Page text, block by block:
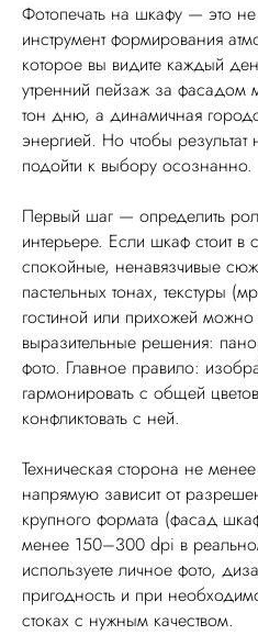
Фотопечать на шкафу — это
инструмент формирования
которое вы видите каждый
утренний пейзаж за фасадом
тон дню, а динамичная
энергией. Но чтобы
подойти к выбору осознанно.
Первый шаг — определить
интерьере. Если шкаф стоит в
спокойные, ненавязчивые
пастельных тонах, текстуры
гостиной или прихожей
выразительные решения:
фото. Главное правило:
гармонировать с общей
конфликтовать с ней.
Техническая сторона не
напрямую зависит от
крупного формата (фасад
менее 150–300 dpi в
используете личное фото,
пригодность и при
стоках с нужным качеством.